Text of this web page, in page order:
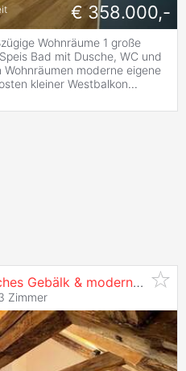
€ 358.000,-
Wohnräume 1 große
Bad mit Dusche, WC und
moderne eigene
kleiner Westbalkon...
Einzug ins Glück: Historisches Gebälk & moderner Wohnkomfort
Zimmer